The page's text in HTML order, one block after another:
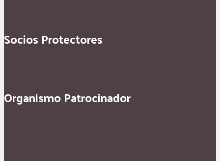
Socios Protectores
Organismo Patrocinador